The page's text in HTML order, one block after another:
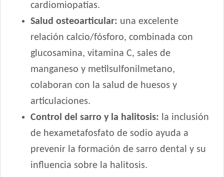
cardiomiopatías.
Salud osteoarticular: una excelente
relación calcio/fósforo, combinada con
glucosamina, vitamina C, sales de
manganeso y metilsulfonilmetano,
colaboran con la salud de huesos y
articulaciones.
Control del sarro y la halitosis: la inclusión
de hexametafosfato de sodio ayuda a
prevenir la formación de sarro dental y su
influencia sobre la halitosis.